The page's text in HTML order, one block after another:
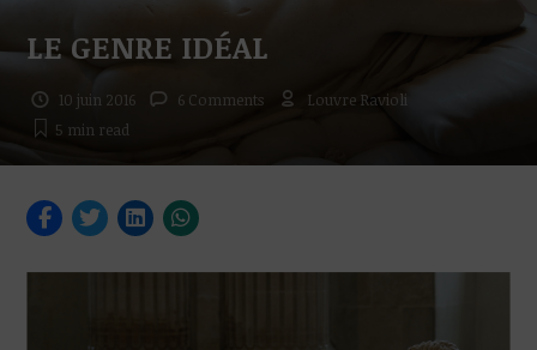
LE GENRE IDÉAL
10 juin 2016 6 Comments
Louvre Ravioli
5 min read